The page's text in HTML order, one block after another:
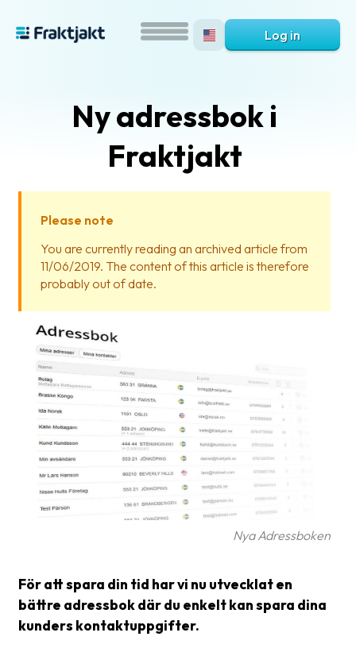
is
Fraktjakt?
Help?
FAQ
Glossary
Packing
Shipping
documents
Printer
settings
Delivery
terms
Log in
Ny adressbok i
Fraktjakt
Please note
You are currently reading an archived article from
11/06/2019. The content of this article is therefore
probably out of date.
Nya Adressboken
För att spara din tid har vi nu utvecklat en
bättre adressbok där du enkelt kan spara dina
kunders kontaktuppgifter.